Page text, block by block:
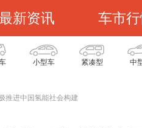
新资讯 车市
小型车 紧凑型 中
推进中国氢能社会构建